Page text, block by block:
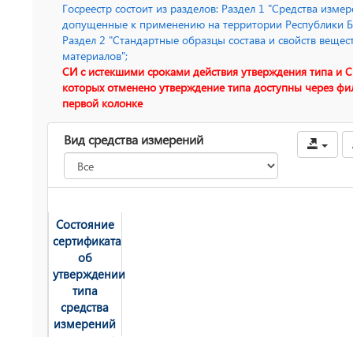
Госреестр состоит из разделов: Раздел 1 "Средства
допущенные к применению на территории Республики
Раздел 2 "Стандартные образцы состава и свойств
материалов";
СИ с истекшими сроками действия утверждения типа и
которых отменено утверждение типа доступны через
первой колонке
Вид средства измерений
Состояние
сертификата
об
утверждении
типа
средства
измерений